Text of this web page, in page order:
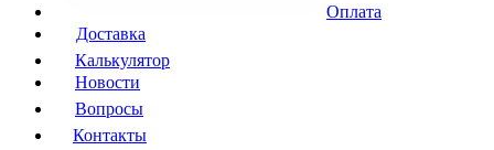
Оплата
Доставка
Калькулятор
Новости
Вопросы
Контакты